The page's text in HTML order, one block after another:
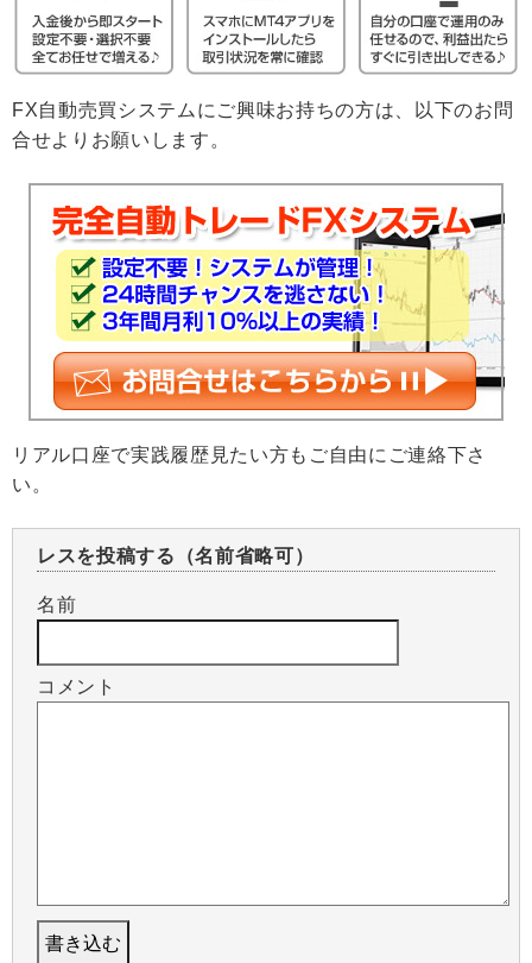
FX自動売買システムにご興味お持ちの方は、以下のお問
合せよりお願いします。
リアル口座で実践履歴見たい方もご自由にご連絡下さ
い。
レスを投稿する（名前省略可）
名前
コメント